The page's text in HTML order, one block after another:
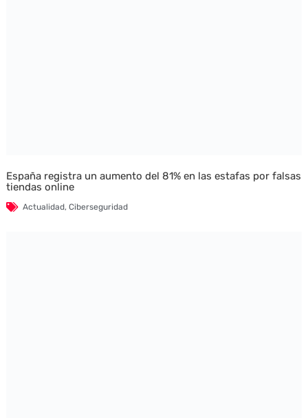
España registra un aumento del 81% en las estafas por falsas
tiendas online
Actualidad, Ciberseguridad